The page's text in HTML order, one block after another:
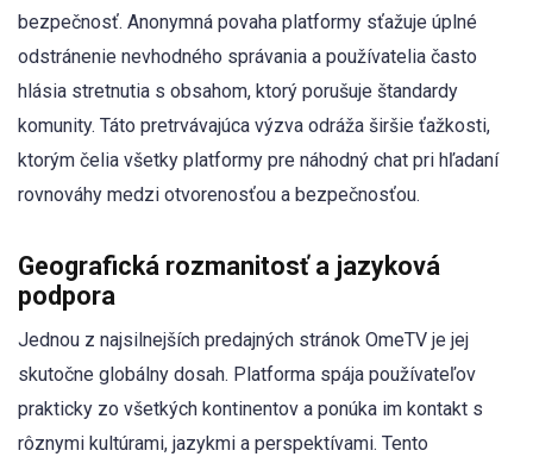
bezpečnosť. Anonymná povaha platformy sťažuje úplné
odstránenie nevhodného správania a používatelia často
hlásia stretnutia s obsahom, ktorý porušuje štandardy
komunity. Táto pretrvávajúca výzva odráža širšie ťažkosti,
ktorým čelia všetky platformy pre náhodný chat pri hľadaní
rovnováhy medzi otvorenosťou a bezpečnosťou.
Geografická rozmanitosť a jazyková
podpora
Jednou z najsilnejších predajných stránok OmeTV je jej
skutočne globálny dosah. Platforma spája používateľov
prakticky zo všetkých kontinentov a ponúka im kontakt s
rôznymi kultúrami, jazykmi a perspektívami. Tento